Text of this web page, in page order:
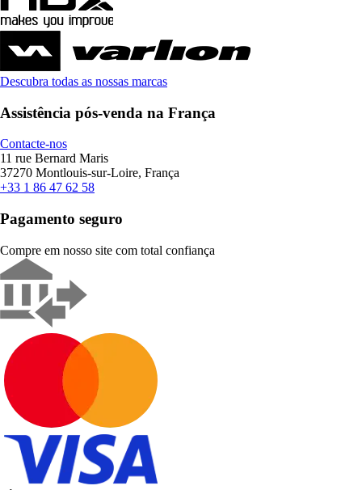
Descubra todas as nossas marcas
Assistência pós-venda na França
Contacte-nos
11 rue Bernard Maris
37270 Montlouis-sur-Loire, França
+33 1 86 47 62 58
Pagamento seguro
Compre em nosso site com total confiança